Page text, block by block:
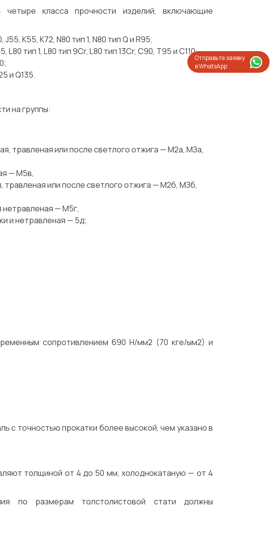
Отправьте заявку
в WhatsApp
четыре класса прочности изделий, включающие
К55, К72, N80 тип 1, N80 тип Q и R95;
тип 1, L80 тип 9Cr, L80 тип 13Cr, С90, Т95 и С110;
и Q135.
на группы:
травленая или после светлого отжига — М2а, МЗа,
— М5в,
или после светлого отжига — М2б, МЗб,
нетравленая — М5г,
и нетравленая — 5д;
сопротивлением 690 Н/мм2 (70 кге/ым2) и
с точностью прокатки более высокой, чем указано в
толщиной от 4 до 50 мм, холоднокатаную — от 4
по размерам толстолистовой стати должны